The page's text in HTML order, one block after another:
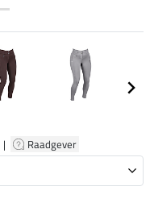
| Raadgever